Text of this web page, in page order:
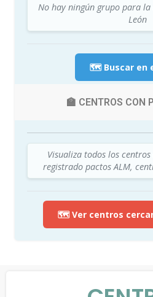
No hay ningún grupo para
León
🗺️ Buscar en
🏫 CENTROS CON
Visualiza todos los
registrado pactos ALM,
🗺️ Ver centros